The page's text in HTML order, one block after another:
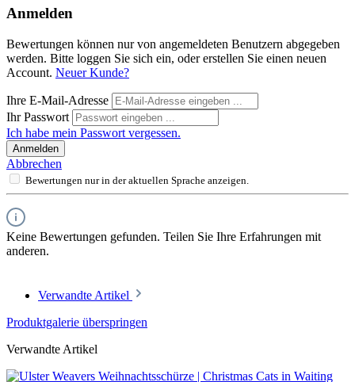
Anmelden
Bewertungen können nur von angemeldeten Benutzern abgegeben
werden. Bitte loggen Sie sich ein, oder erstellen Sie einen neuen
Account. Neuer Kunde?
Ihre E-Mail-Adresse
Ihr Passwort
Ich habe mein Passwort vergessen.
Anmelden
Abbrechen
Bewertungen nur in der aktuellen Sprache anzeigen.
Keine Bewertungen gefunden. Teilen Sie Ihre Erfahrungen mit
anderen.
Verwandte Artikel
Produktgalerie überspringen
Verwandte Artikel